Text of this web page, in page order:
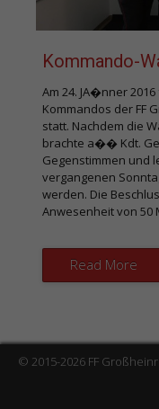
Kommando-
Am 24. JA�nner
Kommandos der FF
statt. Nachdem die
brachte a�� Kdt.
Gegenstimmen und
vergangenen
werden. Die
Anwesenheit von 50
Read More
© 2015-2026 FF